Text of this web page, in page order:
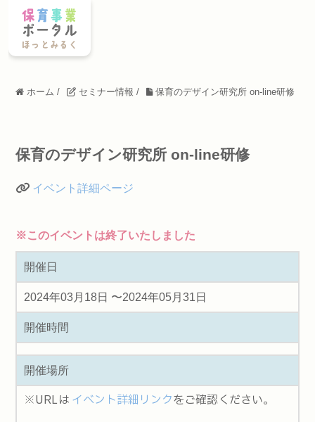
ホーム / セミナー情報 / 保育のデザイン研究所 on-line研修
保育のデザイン研究所 on-line研修
イベント詳細ページ
※このイベントは終了いたしました
開催日
2024年03月18日 〜2024年05月31日
開催時間
開催場所
※URLは イベント詳細リンクをご確認ください。